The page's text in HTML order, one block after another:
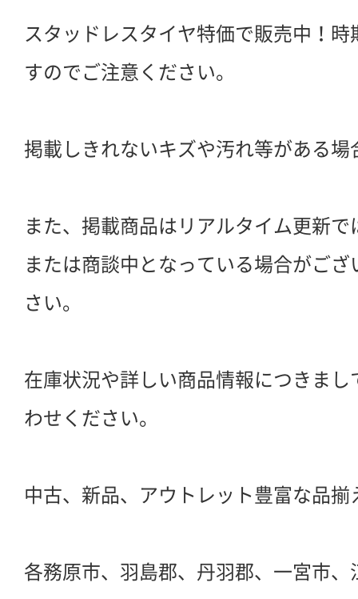
スタッドレスタイヤ特価で販売中！
すのでご注意ください。
掲載しきれないキズや汚れ等がある場
また、掲載商品はリアルタイム更新
または商談中となっている場合がご
さい。
在庫状況や詳しい商品情報につきま
わせください。
中古、新品、アウトレット豊富な品揃
各務原市、羽島郡、丹羽郡、一宮市